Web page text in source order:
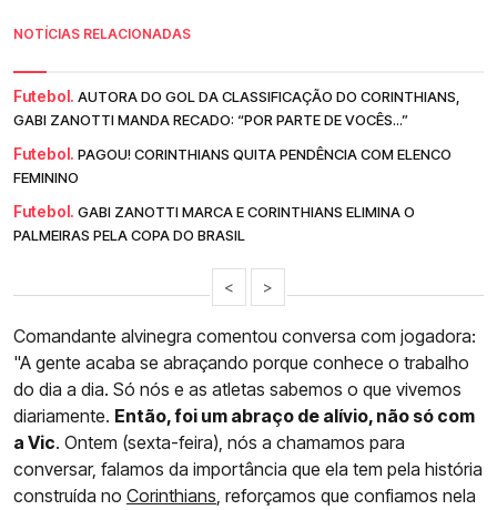
NOTÍCIAS RELACIONADAS
Futebol. AUTORA DO GOL DA CLASSIFICAÇÃO DO CORINTHIANS,
GABI ZANOTTI MANDA RECADO: “POR PARTE DE VOCÊS...”
Futebol. PAGOU! CORINTHIANS QUITA PENDÊNCIA COM ELENCO
FEMININO
Futebol. GABI ZANOTTI MARCA E CORINTHIANS ELIMINA O
PALMEIRAS PELA COPA DO BRASIL
< >
Comandante alvinegra comentou conversa com jogadora:
"A gente acaba se abraçando porque conhece o trabalho
do dia a dia. Só nós e as atletas sabemos o que vivemos
diariamente. Então, foi um abraço de alívio, não só com
a Vic. Ontem (sexta-feira), nós a chamamos para
conversar, falamos da importância que ela tem pela história
construída no Corinthians, reforçamos que confiamos nela